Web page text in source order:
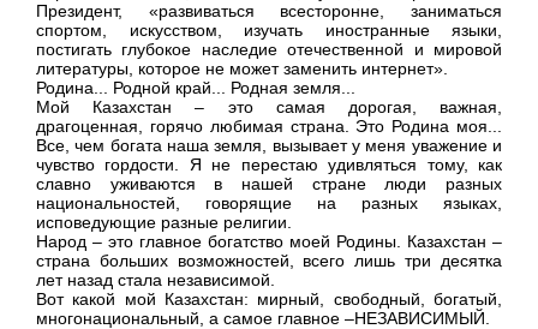
Президент, «развиваться всесторонне, заниматься
спортом, искусством, изучать иностранные языки,
постигать глубокое наследие отечественной и мировой
литературы, которое не может заменить интернет».
Родина... Родной край... Родная земля...
Мой Казахстан – это самая дорогая, важная,
драгоценная, горячо любимая страна. Это Родина моя...
Все, чем богата наша земля, вызывает у меня уважение и
чувство гордости. Я не перестаю удивляться тому, как
славно уживаются в нашей стране люди разных
национальностей, говорящие на разных языках,
исповедующие разные религии.
Народ – это главное богатство моей Родины. Казахстан –
страна больших возможностей, всего лишь три десятка
лет назад стала независимой.
Вот какой мой Казахстан: мирный, свободный, богатый,
многонациональный, а самое главное –НЕЗАВИСИМЫЙ.